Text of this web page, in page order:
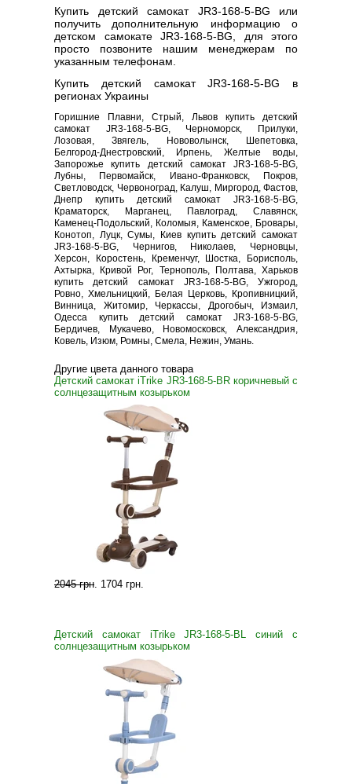
Купить детский самокат JR3-168-5-BG или
получить дополнительную информацию о
детском самокате JR3-168-5-BG, для этого
просто позвоните нашим менеджерам по
указанным телефонам.
Купить детский самокат JR3-168-5-BG в
регионах Украины
Горишние Плавни, Стрый, Львов купить детский
самокат JR3-168-5-BG, Черноморск, Прилуки,
Лозовая, Звягель, Нововолынск, Шепетовка,
Белгород-Днестровский, Ирпень, Желтые воды,
Запорожье купить детский самокат JR3-168-5-BG,
Лубны, Первомайск, Ивано-Франковск, Покров,
Светловодск, Червоноград, Калуш, Миргород, Фастов,
Днепр купить детский самокат JR3-168-5-BG,
Краматорск, Марганец, Павлоград, Славянск,
Каменец-Подольский, Коломыя, Каменское, Бровары,
Конотоп, Луцк, Сумы, Киев купить детский самокат
JR3-168-5-BG, Чернигов, Николаев, Черновцы,
Херсон, Коростень, Кременчуг, Шостка, Борисполь,
Ахтырка, Кривой Рог, Тернополь, Полтава, Харьков
купить детский самокат JR3-168-5-BG, Ужгород,
Ровно, Хмельницкий, Белая Церковь, Кропивницкий,
Винница, Житомир, Черкассы, Дрогобыч, Измаил,
Одесса купить детский самокат JR3-168-5-BG,
Бердичев, Мукачево, Новомосковск, Александрия,
Ковель, Изюм, Ромны, Смела, Нежин, Умань.
Другие цвета данного товара
Детский самокат iTrike JR3-168-5-BR коричневый с
солнцезащитным козырьком
2045 грн. 1704 грн.
Детский самокат iTrike JR3-168-5-BL синий с
солнцезащитным козырьком